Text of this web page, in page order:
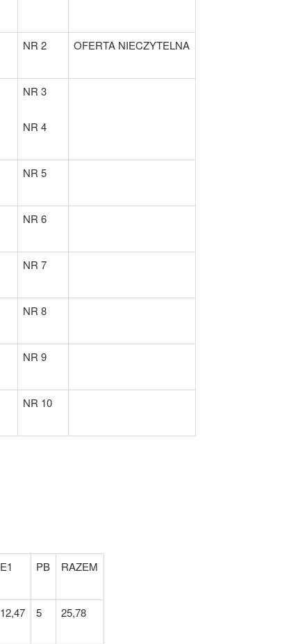
NR 2 OFERTA NIECZYTELNA
NR 3
NR 4
NR 5
NR 6
NR 7
NR 8
NR 9
NR 10
E1 PB RAZEM
12,47 5 25,78